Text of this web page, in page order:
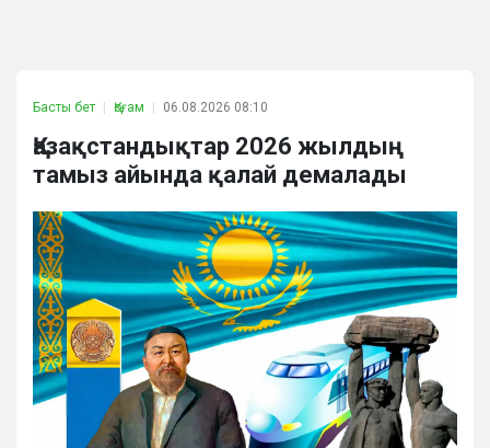
Басты бет Қоғам 06.08.2026 08:10
Қазақстандықтар 2026 жылдың
тамыз айында қалай демалады